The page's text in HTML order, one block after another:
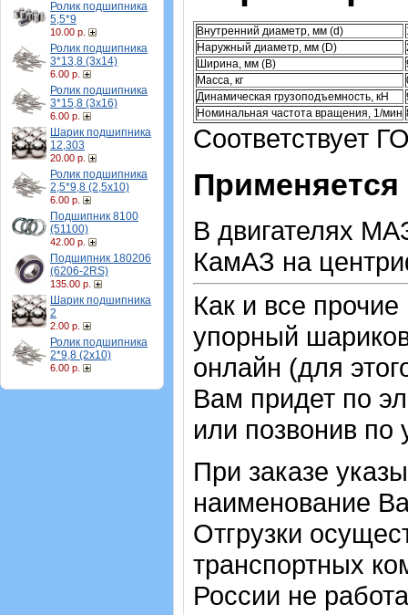
Ролик подшипника
5,5*9
10.00 р.
Ролик подшипника
3*13,8 (3х14)
6.00 р.
Ролик подшипника
3*15,8 (3х16)
6.00 р.
Шарик подшипника
12,303
20.00 р.
Ролик подшипника
2,5*9,8 (2,5х10)
6.00 р.
Подшипник 8100
(51100)
42.00 р.
Подшипник 180206
(6206-2RS)
135.00 р.
Шарик подшипника
2
2.00 р.
Ролик подшипника
2*9,8 (2х10)
6.00 р.
Внутренний диаметр, мм (d)
Наружный диаметр, мм (D)
Ширина, мм (B)
Масса, кг
Динамическая грузоподъемность, кН
Номинальная частота вращения, 1/мин
Соответствует
В двигателях
КамАЗ на
Как и все
упорный
онлайн (для
Вам придет по
или позвонив
При заказе
наименование
Отгрузки
транспортных
России не